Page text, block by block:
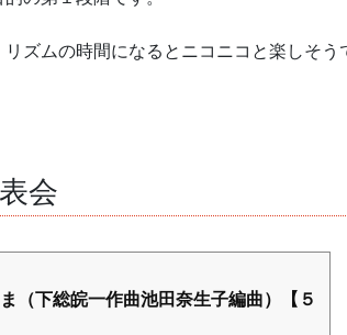
ズムの時間になるとニコニコと楽しそう
会
（下総皖一作曲池田奈生子編曲）【５